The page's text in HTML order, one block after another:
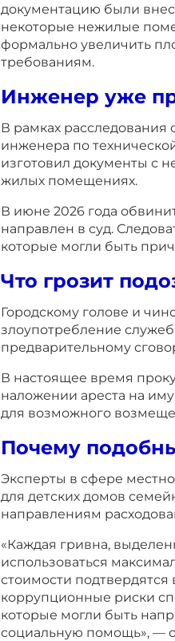
документацию были
некоторые нежилые
формально увеличить
требованиям.
Инженер уже
В рамках расследования
инженера по
изготовил документы с
жилых помещениях.
В июне 2026 года
направлен в суд.
которые могли быть
Что грозит
Городскому голове и
злоупотребление
предварительному
В настоящее время
наложении ареста на
для возможного
Почему
Эксперты в сфере
для детских домов
направлениям
«Каждая гривна,
использоваться
стоимости подтвердятся
коррупционные риски
которые могли быть
социальную помощь», —